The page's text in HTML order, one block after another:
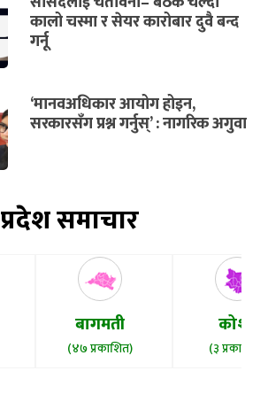
कालो चस्मा र सेयर कारोबार दुवै बन्द
गर्नू
‘मानवअधिकार आयोग होइन,
सरकारसँग प्रश्न गर्नुस्’ : नागरिक अगुवा
प्रदेश समाचार
बागमती
(४७ प्रकाशित)
कोशी
(३ प्रकाशित)